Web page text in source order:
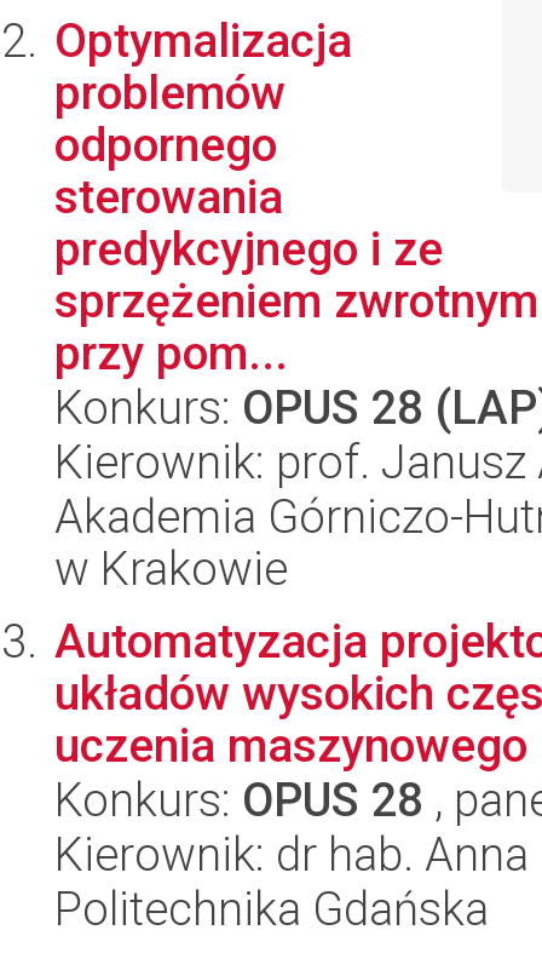
Optymalizacja
problemów
odpornego
sterowania
predykcyjnego i ze
sprzężeniem
przy pom...
Konkurs: OPUS 28
Kierownik: prof.
Akademia Górniczo-
w Krakowie
Automatyzacja
układów wysokich
uczenia maszynowego
Konkurs: OPUS 28 ,
Kierownik: dr hab.
Politechnika Gdańska